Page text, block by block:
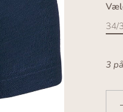
34/
3